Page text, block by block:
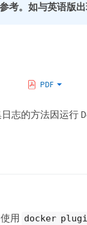
考。如与英语版
PDF
志的方法因运行
用 docker